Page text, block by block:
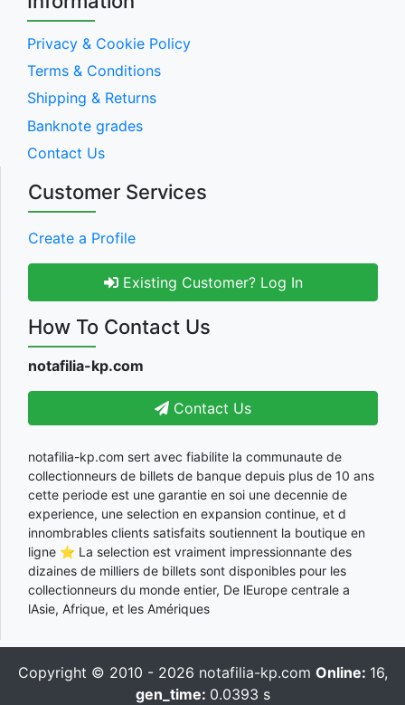
Privacy & Cookie Policy
Terms & Conditions
Shipping & Returns
Banknote grades
Contact Us
Customer Services
Create a Profile
Existing Customer? Log In
How To Contact Us
notafilia-kp.com
Contact Us
notafilia-kp.com sert avec fiabilite la communaute de
collectionneurs de billets de banque depuis plus de 10 ans
cette periode est une garantie en soi une decennie de
experience, une selection en expansion continue, et d
innombrables clients satisfaits soutiennent la boutique en
ligne ⭐ La selection est vraiment impressionnante des
dizaines de milliers de billets sont disponibles pour les
collectionneurs du monde entier, De lEurope centrale a
lAsie, Afrique, et les Amériques
Copyright © 2010 - 2026 notafilia-kp.com Online: 16,
gen_time: 0.0393 s